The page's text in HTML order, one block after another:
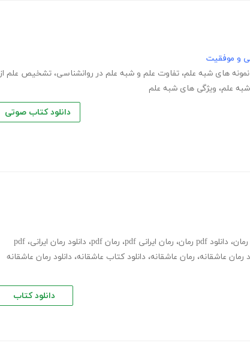
و موفقیت
نمونه های شبه علم، تفاوت علم و شبه علم در روانشناسی، تشخیص علم از
علم، ویژگی های شبه علم
دانلود کتاب صوتی
رمان، دانلود pdf رمان ، رمان ایرانی pdf ، رمان pdf ، دانلود رمان ایرانی، pdf
رمان عاشقانه، رمان عاشقانه، دانلود کتاب عاشقانه، دانلود رمان عاشقانه
دانلود کتاب